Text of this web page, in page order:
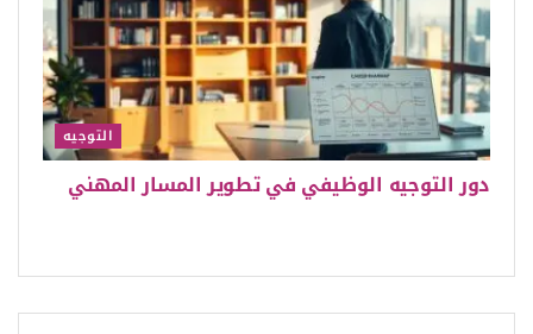
التوجيه
دور التوجيه الوظيفي في تطوير المسار المهني